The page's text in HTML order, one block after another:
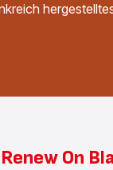
On